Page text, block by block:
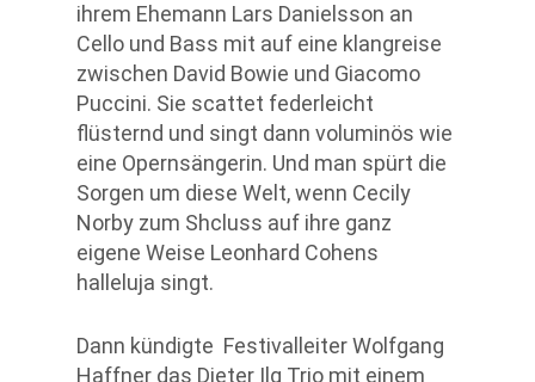
ihrem Ehemann Lars Danielsson an
Cello und Bass mit auf eine klangreise
zwischen David Bowie und Giacomo
Puccini. Sie scattet federleicht
flüsternd und singt dann voluminös wie
eine Opernsängerin. Und man spürt die
Sorgen um diese Welt, wenn Cecily
Norby zum Shcluss auf ihre ganz
eigene Weise Leonhard Cohens
halleluja singt.
Dann kündigte Festivalleiter Wolfgang
Haffner das Dieter Ilg Trio mit einem